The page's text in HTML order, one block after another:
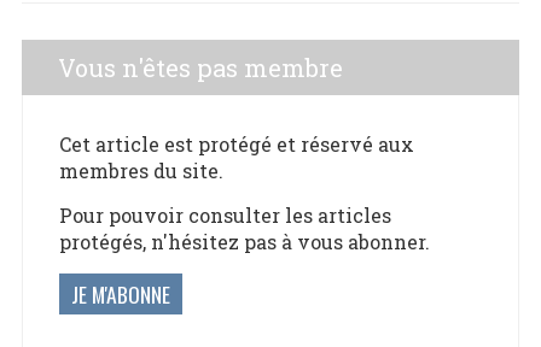
Vous n'êtes pas membre
Cet article est protégé et réservé aux
membres du site.
Pour pouvoir consulter les articles
protégés, n'hésitez pas à vous abonner.
JE M'ABONNE